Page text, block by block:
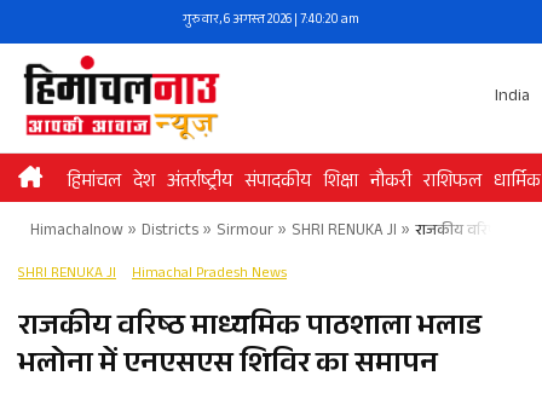
to
content
गुरुवार, 6 अगस्त 2026 | 7:40:20 am
India
हिमांचल देश अंतर्राष्ट्रीय संपादकीय शिक्षा नौकरी राशिफल धार्मिक
Himachalnow» Districts» Sirmour» SHRI RENUKA JI » राजकीय वरिष्ठ
SHRI RENUKA JI Himachal Pradesh News
राजकीय वरिष्ठ माध्यमिक पाठशाला भलाड
भलोना में एनएसएस शिविर का समापन